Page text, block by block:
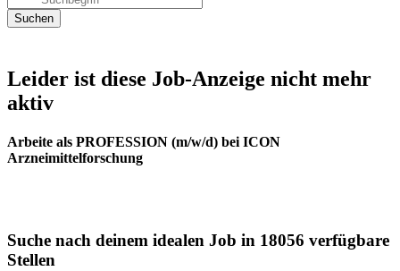
Leider ist diese Job-Anzeige nicht mehr
aktiv
Arbeite als PROFESSION (m/w/d) bei ICON
Arzneimittelforschung
Suche nach deinem idealen Job in 18056 verfügbare
Stellen